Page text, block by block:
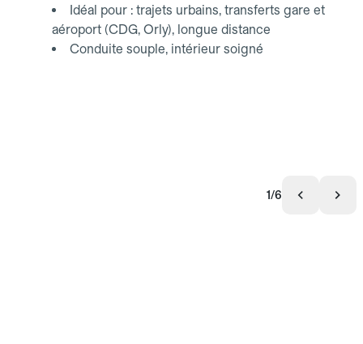
Idéal pour : trajets urbains, transferts gare et
aéroport (CDG, Orly), longue distance
Conduite souple, intérieur soigné
1/6